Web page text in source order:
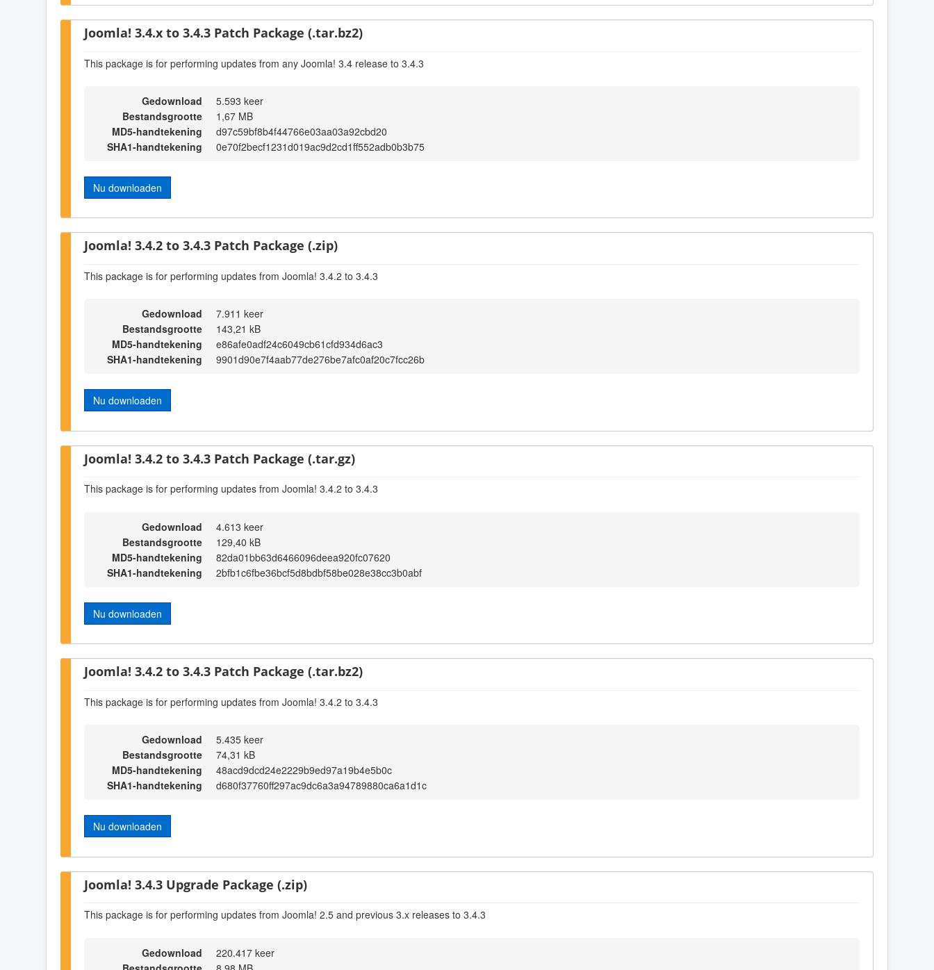
Joomla! 3.4.x to 3.4.3 Patch Package (.tar.bz2)
This package is for performing updates from any Joomla! 3.4 release to 3.4.3
Gedownload
5.593 keer
Bestandsgrootte
1,67 MB
MD5-handtekening
d97c59bf8b4f44766e03aa03a92cbd20
SHA1-handtekening
0e70f2becf1231d019ac9d2cd1ff552adb0b3b75
Nu downloaden
Joomla! 3.4.2 to 3.4.3 Patch Package (.zip)
This package is for performing updates from Joomla! 3.4.2 to 3.4.3
Gedownload
7.911 keer
Bestandsgrootte
143,21 kB
MD5-handtekening
e86afe0adf24c6049cb61cfd934d6ac3
SHA1-handtekening
9901d90e7f4aab77de276be7afc0af20c7fcc26b
Nu downloaden
Joomla! 3.4.2 to 3.4.3 Patch Package (.tar.gz)
This package is for performing updates from Joomla! 3.4.2 to 3.4.3
Gedownload
4.613 keer
Bestandsgrootte
129,40 kB
MD5-handtekening
82da01bb63d6466096deea920fc07620
SHA1-handtekening
2bfb1c6fbe36bcf5d8bdbf58be028e38cc3b0abf
Nu downloaden
Joomla! 3.4.2 to 3.4.3 Patch Package (.tar.bz2)
This package is for performing updates from Joomla! 3.4.2 to 3.4.3
Gedownload
5.435 keer
Bestandsgrootte
74,31 kB
MD5-handtekening
48acd9dcd24e2229b9ed97a19b4e5b0c
SHA1-handtekening
d680f37760ff297ac9dc6a3a94789880ca6a1d1c
Nu downloaden
Joomla! 3.4.3 Upgrade Package (.zip)
This package is for performing updates from Joomla! 2.5 and previous 3.x releases to 3.4.3
Gedownload
220.417 keer